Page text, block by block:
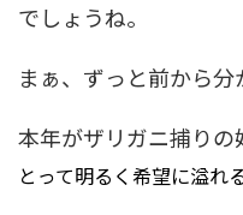
でしょうね。
まぁ、ずっと前から分
本年がザリガニ捕り
とって明るく希望に溢れ